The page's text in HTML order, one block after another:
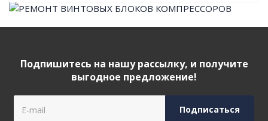
Подпишитесь на нашу рассылку, и получите
выгодное предложение!